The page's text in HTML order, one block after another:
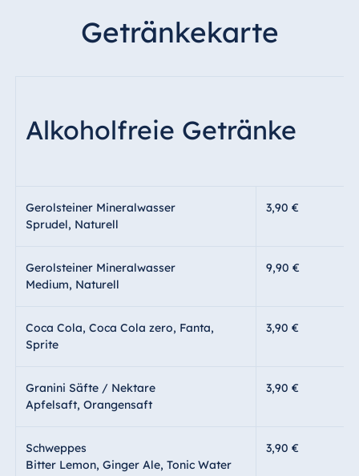
Getränkekarte
Alkoholfreie Getränke
Gerolsteiner Mineralwasser
Sprudel, Naturell
3,90 €
Gerolsteiner Mineralwasser
Medium, Naturell
9,90 €
Coca Cola, Coca Cola zero, Fanta,
Sprite
3,90 €
Granini Säfte / Nektare
Apfelsaft, Orangensaft
3,90 €
Schweppes
Bitter Lemon, Ginger Ale, Tonic Water
3,90 €